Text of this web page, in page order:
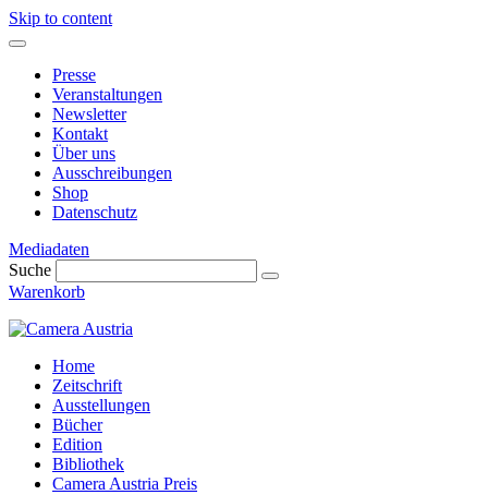
Skip to content
Presse
Veranstaltungen
Newsletter
Kontakt
Über uns
Ausschreibungen
Shop
Datenschutz
Mediadaten
Suche
Warenkorb
Home
Zeitschrift
Ausstellungen
Bücher
Edition
Bibliothek
Camera Austria Preis